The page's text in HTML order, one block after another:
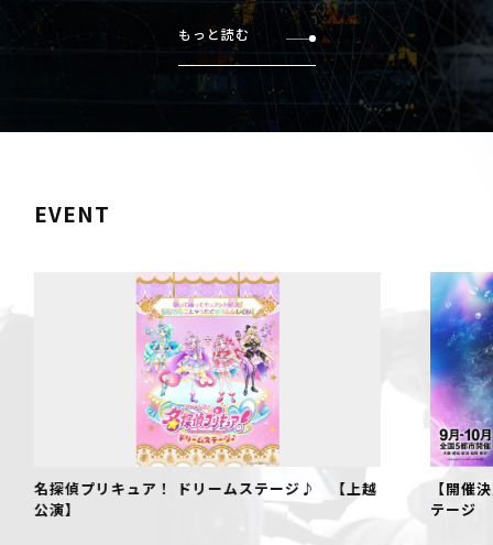
もっと読む
EVENT
名探偵プリキュア！ ドリームステージ♪ 【上越
公演】
【開催
テージ